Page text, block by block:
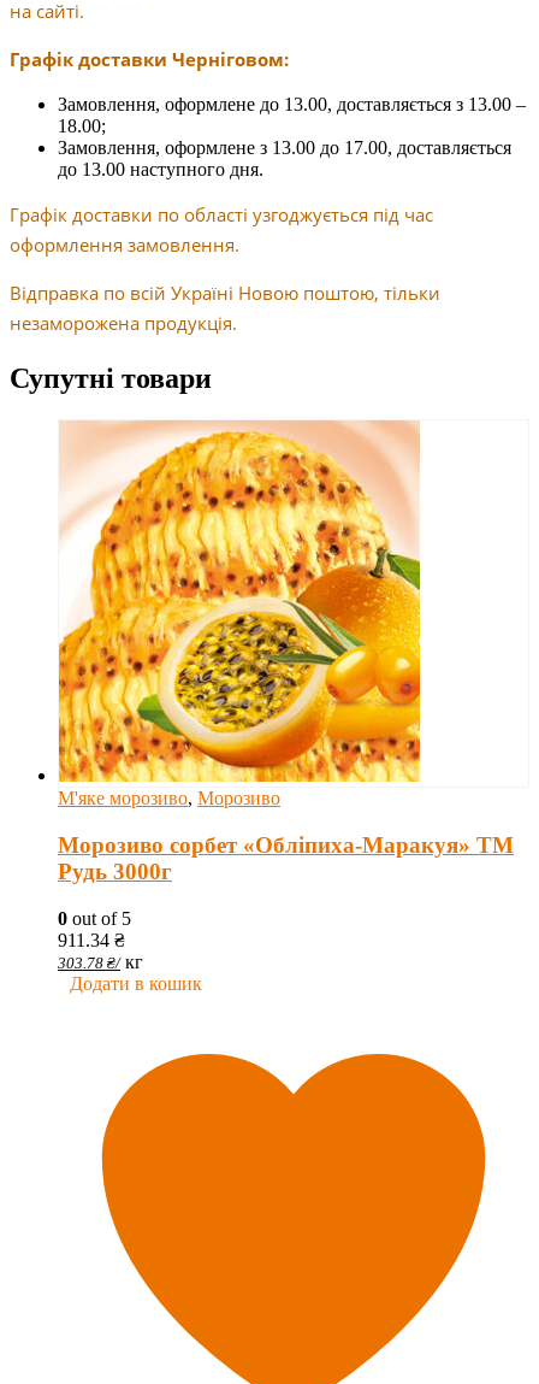
на сайті.
Графік доставки Черніговом:
Замовлення, оформлене до 13.00, доставляється з 13.00 –
18.00;
Замовлення, оформлене з 13.00 до 17.00, доставляється
до 13.00 наступного дня.
Графік доставки по області узгоджується під час
оформлення замовлення.
Відправка по всій Україні Новою поштою, тільки
незаморожена продукція.
Супутні товари
М'яке морозиво, Морозиво
Морозиво сорбет «Обліпиха-Маракуя» ТМ
Рудь 3000г
0 out of 5
911.34 ₴
303.78 ₴/ кг
Додати в кошик